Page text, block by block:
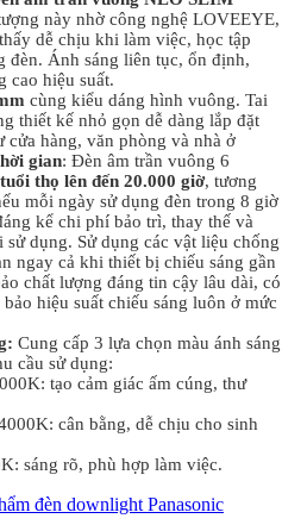
này nhờ công nghệ LOVEEYE,
dễ chịu khi làm việc, học tập
đèn. Ánh sáng liên tục, ổn định,
cao hiệu suất.
cùng kiểu dáng hình vuông. Tai
thiết kế nhỏ gọn dễ dàng lắp đặt
hàng, văn phòng và nhà ở
gian: Đèn âm trần vuông 6
thọ lên đến 20.000 giờ, tương
mỗi ngày sử dụng đèn trong 8 giờ
kể chi phí bảo trì, thay thế và
dụng. Sử dụng các vật liệu chống
ngay cả khi thiết bị chiếu sáng gần
chất lượng đáng tin cậy lâu dài, có
hiệu suất chiếu sáng luôn ở mức
Cung cấp 3 lựa chọn màu ánh sáng
cầu sử dụng:
tạo cảm giác ấm cúng, thư
cân bằng, dễ chịu cho sinh
sáng rõ, phù hợp làm việc.
đèn downlight Panasonic